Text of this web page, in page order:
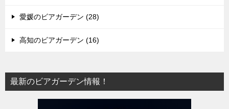
愛媛のビアガーデン (28)
高知のビアガーデン (16)
最新のビアガーデン情報！